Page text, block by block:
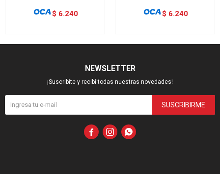
$ 6.240 $ 6.240
NEWSLETTER
¡Suscribite y recibí todas nuestras novedades!
SUSCRIBIRME
  